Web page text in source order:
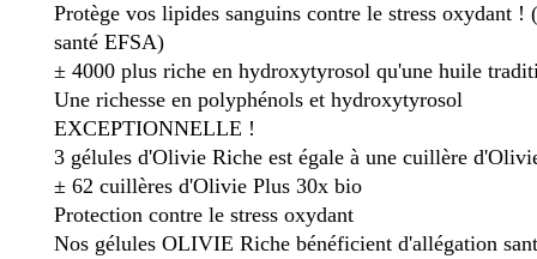
Protège vos lipides sanguins contre le stress oxydant !
santé EFSA)
± 4000 plus riche en hydroxytyrosol qu'une huile
Une richesse en polyphénols et hydroxytyrosol
EXCEPTIONNELLE !
3 gélules d'Olivie Riche est égale à une cuillère
± 62 cuillères d'Olivie Plus 30x bio
Protection contre le stress oxydant
Nos gélules OLIVIE Riche bénéficient d'allégation